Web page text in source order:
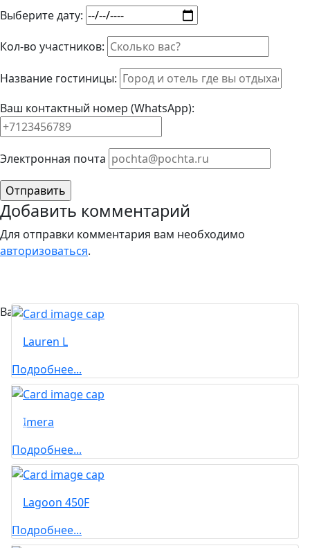
Выберите дату:
Кол-во участников:
Название гостиницы:
Ваш контактный номер (WhatsApp):
Элeктрoннaя пoчтa
Добавить комментарий
Для отправки комментария вам необходимо
авторизоваться.
Вас может заинтересовать...
Lauren L
Подробнее...
Imera
Подробнее...
Lagoon 450F
Подробнее...